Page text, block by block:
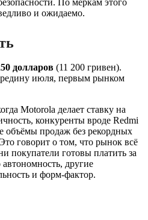
и ожидаемо.
долларов (11 200 гривен).
июля, первым рынком
Motorola делает ставку на
конкуренты вроде Redmi
продаж без рекордных
говорит о том, что рынок всё
покупатели готовы платить за
другие
и форм-фактор.